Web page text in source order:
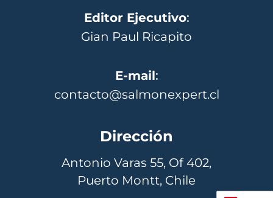
Editor Ejecutivo:
Gian Paul Ricapito
E-mail:
contacto@salmonexpert.cl
Dirección
Antonio Varas 55, Of 402,
Puerto Montt, Chile